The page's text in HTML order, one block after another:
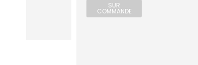
SUR
COMMANDE